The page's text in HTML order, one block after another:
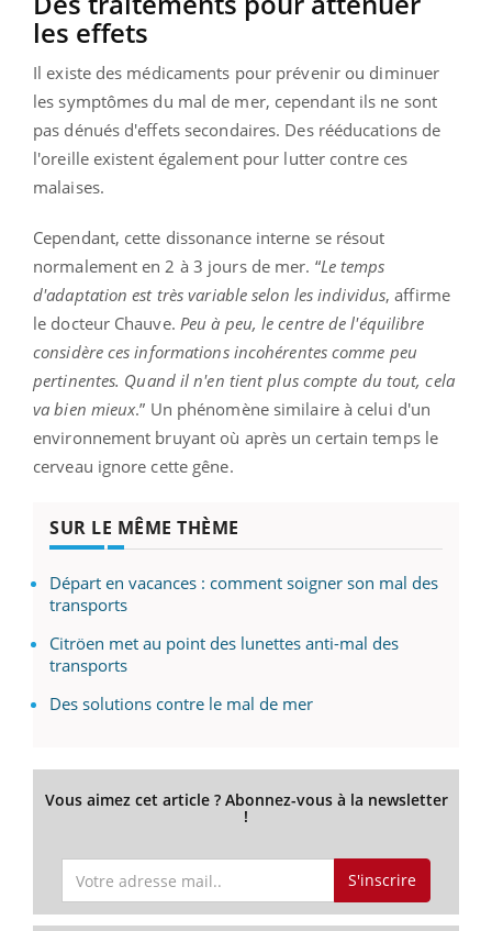
les effets
Il existe des médicaments pour prévenir ou diminuer
les symptômes du mal de mer, cependant ils ne sont
pas dénués d'effets secondaires. Des rééducations de
l'oreille existent également pour lutter contre ces
malaises.
Cependant, cette dissonance interne se résout
normalement en 2 à 3 jours de mer. “Le temps
d'adaptation est très variable selon les individus, affirme
le docteur Chauve. Peu à peu, le centre de l'équilibre
considère ces informations incohérentes comme peu
pertinentes. Quand il n'en tient plus compte du tout, cela
va bien mieux.” Un phénomène similaire à celui d'un
environnement bruyant où après un certain temps le
cerveau ignore cette gêne.
SUR LE MÊME THÈME
Départ en vacances : comment soigner son mal des
transports
Citröen met au point des lunettes anti-mal des
transports
Des solutions contre le mal de mer
Vous aimez cet article ? Abonnez-vous à la newsletter
!
S'inscrire